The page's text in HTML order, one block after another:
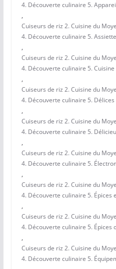
4. Découverte culinaire 5.
,
Cuiseurs de riz 2. Cuisine du
4. Découverte culinaire 5.
,
Cuiseurs de riz 2. Cuisine du
4. Découverte culinaire 5.
,
Cuiseurs de riz 2. Cuisine du
4. Découverte culinaire 5.
,
Cuiseurs de riz 2. Cuisine du
4. Découverte culinaire 5.
,
Cuiseurs de riz 2. Cuisine du
4. Découverte culinaire 5.
,
Cuiseurs de riz 2. Cuisine du
4. Découverte culinaire 5. Épices
,
Cuiseurs de riz 2. Cuisine du
4. Découverte culinaire 5. Épices
,
Cuiseurs de riz 2. Cuisine du
4. Découverte culinaire 5.